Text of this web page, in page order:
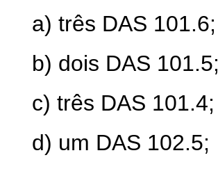
a) três DAS 101.6;
b) dois DAS 101.5;
c) três DAS 101.4;
d) um DAS 102.5;